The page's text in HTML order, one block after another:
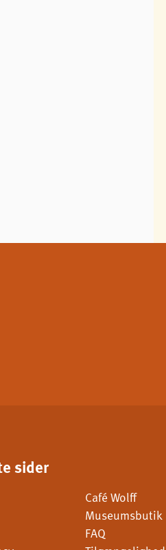
sider
Café Wolff
Museumsbutik
FAQ